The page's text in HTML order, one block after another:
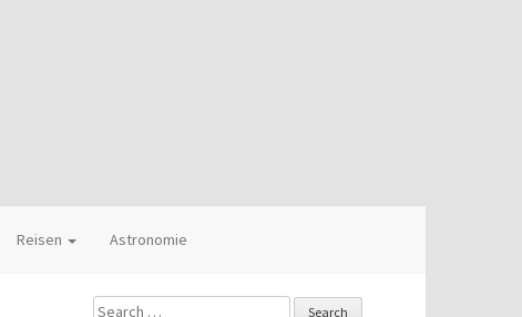
Reisen Astronomie
Search